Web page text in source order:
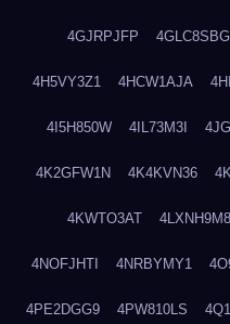
4GJRPJFP 4GLC8SBG
4H5VY3Z1 4HCW1AJA
4I5H850W 4IL73M3I
4K2GFW1N 4K4KVN36
4KWTO3AT 4LXNH9M8
4NOFJHTI 4NRBYMY1
4PE2DGG9 4PW810LS